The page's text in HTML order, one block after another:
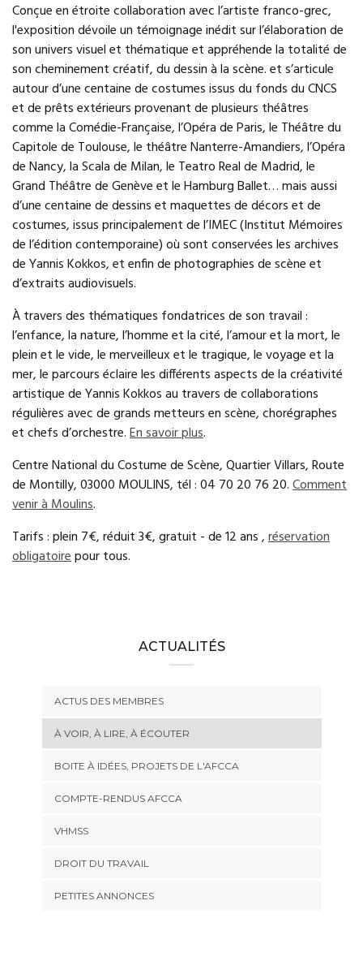
Conçue en étroite collaboration avec l’artiste franco-grec,
l'exposition dévoile un témoignage inédit sur l’élaboration de
son univers visuel et thématique et appréhende la totalité de
son cheminement créatif, du dessin à la scène. et s’articule
autour d’une centaine de costumes issus du fonds du CNCS
et de prêts extérieurs provenant de plusieurs théâtres
comme la Comédie-Française, l’Opéra de Paris, le Théâtre du
Capitole de Toulouse, le théâtre Nanterre-Amandiers, l’Opéra
de Nancy, la Scala de Milan, le Teatro Real de Madrid, le
Grand Théâtre de Genève et le Hamburg Ballet… mais aussi
d’une centaine de dessins et maquettes de décors et de
costumes, issus principalement de l’IMEC (Institut Mémoires
de l’édition contemporaine) où sont conservées les archives
de Yannis Kokkos, et enfin de photographies de scène et
d’extraits audiovisuels.
À travers des thématiques fondatrices de son travail :
l’enfance, la nature, l’homme et la cité, l’amour et la mort, le
plein et le vide, le merveilleux et le tragique, le voyage et la
mer, le parcours éclaire les différents aspects de la créativité
artistique de Yannis Kokkos au travers de collaborations
régulières avec de grands metteurs en scène, chorégraphes
et chefs d’orchestre.En savoir plus.
Centre National du Costume de Scène, Quartier Villars, Route
de Montilly, 03000 MOULINS, tél : 04 70 20 76 20.Comment
venir à Moulins.
Tarifs : plein 7€, réduit 3€, gratuit - de 12 ans ,réservation
obligatoirepour tous.
ACTUALITÉS
ACTUS DES MEMBRES
À VOIR, À LIRE, À ÉCOUTER
BOITE À IDÉES, PROJETS DE L'AFCCA
COMPTE-RENDUS AFCCA
VHMSS
DROIT DU TRAVAIL
PETITES ANNONCES